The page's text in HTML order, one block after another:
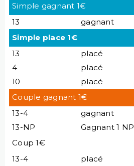
Simple gagnant 1€
13
gagnant
Simple place 1€
13
placé
4
placé
10
placé
Couple gagnant 1€
13-4
gagnant
13-NP
Gagnant 1 NP
Coup 1€
13-4
placé